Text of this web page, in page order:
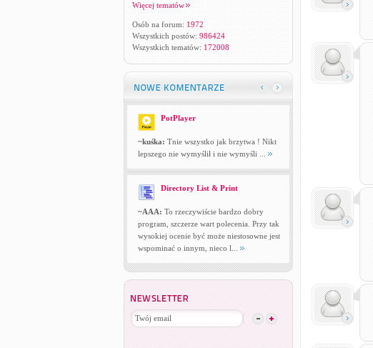
Więcej tematów
Osób na forum: 1972
Wszystkich postów: 986424
Wszystkich tematów: 172008
PotPlayer
~kuśka: Tnie wszystko jak brzytwa ! Nikt
lepszego nie wymyślił i nie wymyśli ...
Directory List & Print
~AAA: To rzeczywiście bardzo dobry
program, szczerze wart polecenia. Przy tak
wysokiej ocenie być może niestosowne jest
wspominać o innym, nieco l...